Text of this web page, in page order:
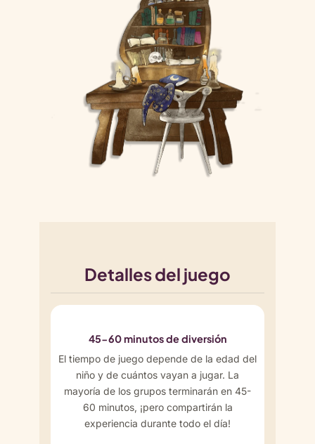
Detalles del juego
45-60 minutos de diversión
El tiempo de juego depende de la edad del
niño y de cuántos vayan a jugar. La
mayoría de los grupos terminarán en 45-
60 minutos, ¡pero compartirán la
experiencia durante todo el día!